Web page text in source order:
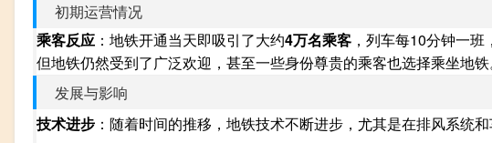
初期运营情况
乘客反应 ：地铁开通当天即吸引了大约4万名乘客 ，列车每10分钟一
但地铁仍然受到了广泛欢迎，甚至一些身份尊贵的乘客也选择乘坐地铁
发展与影响
技术进步 ：随着时间的推移，地铁技术不断进步，尤其是在排风系统